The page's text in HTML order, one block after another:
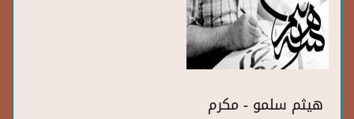
هيثم سلمو - مكرم